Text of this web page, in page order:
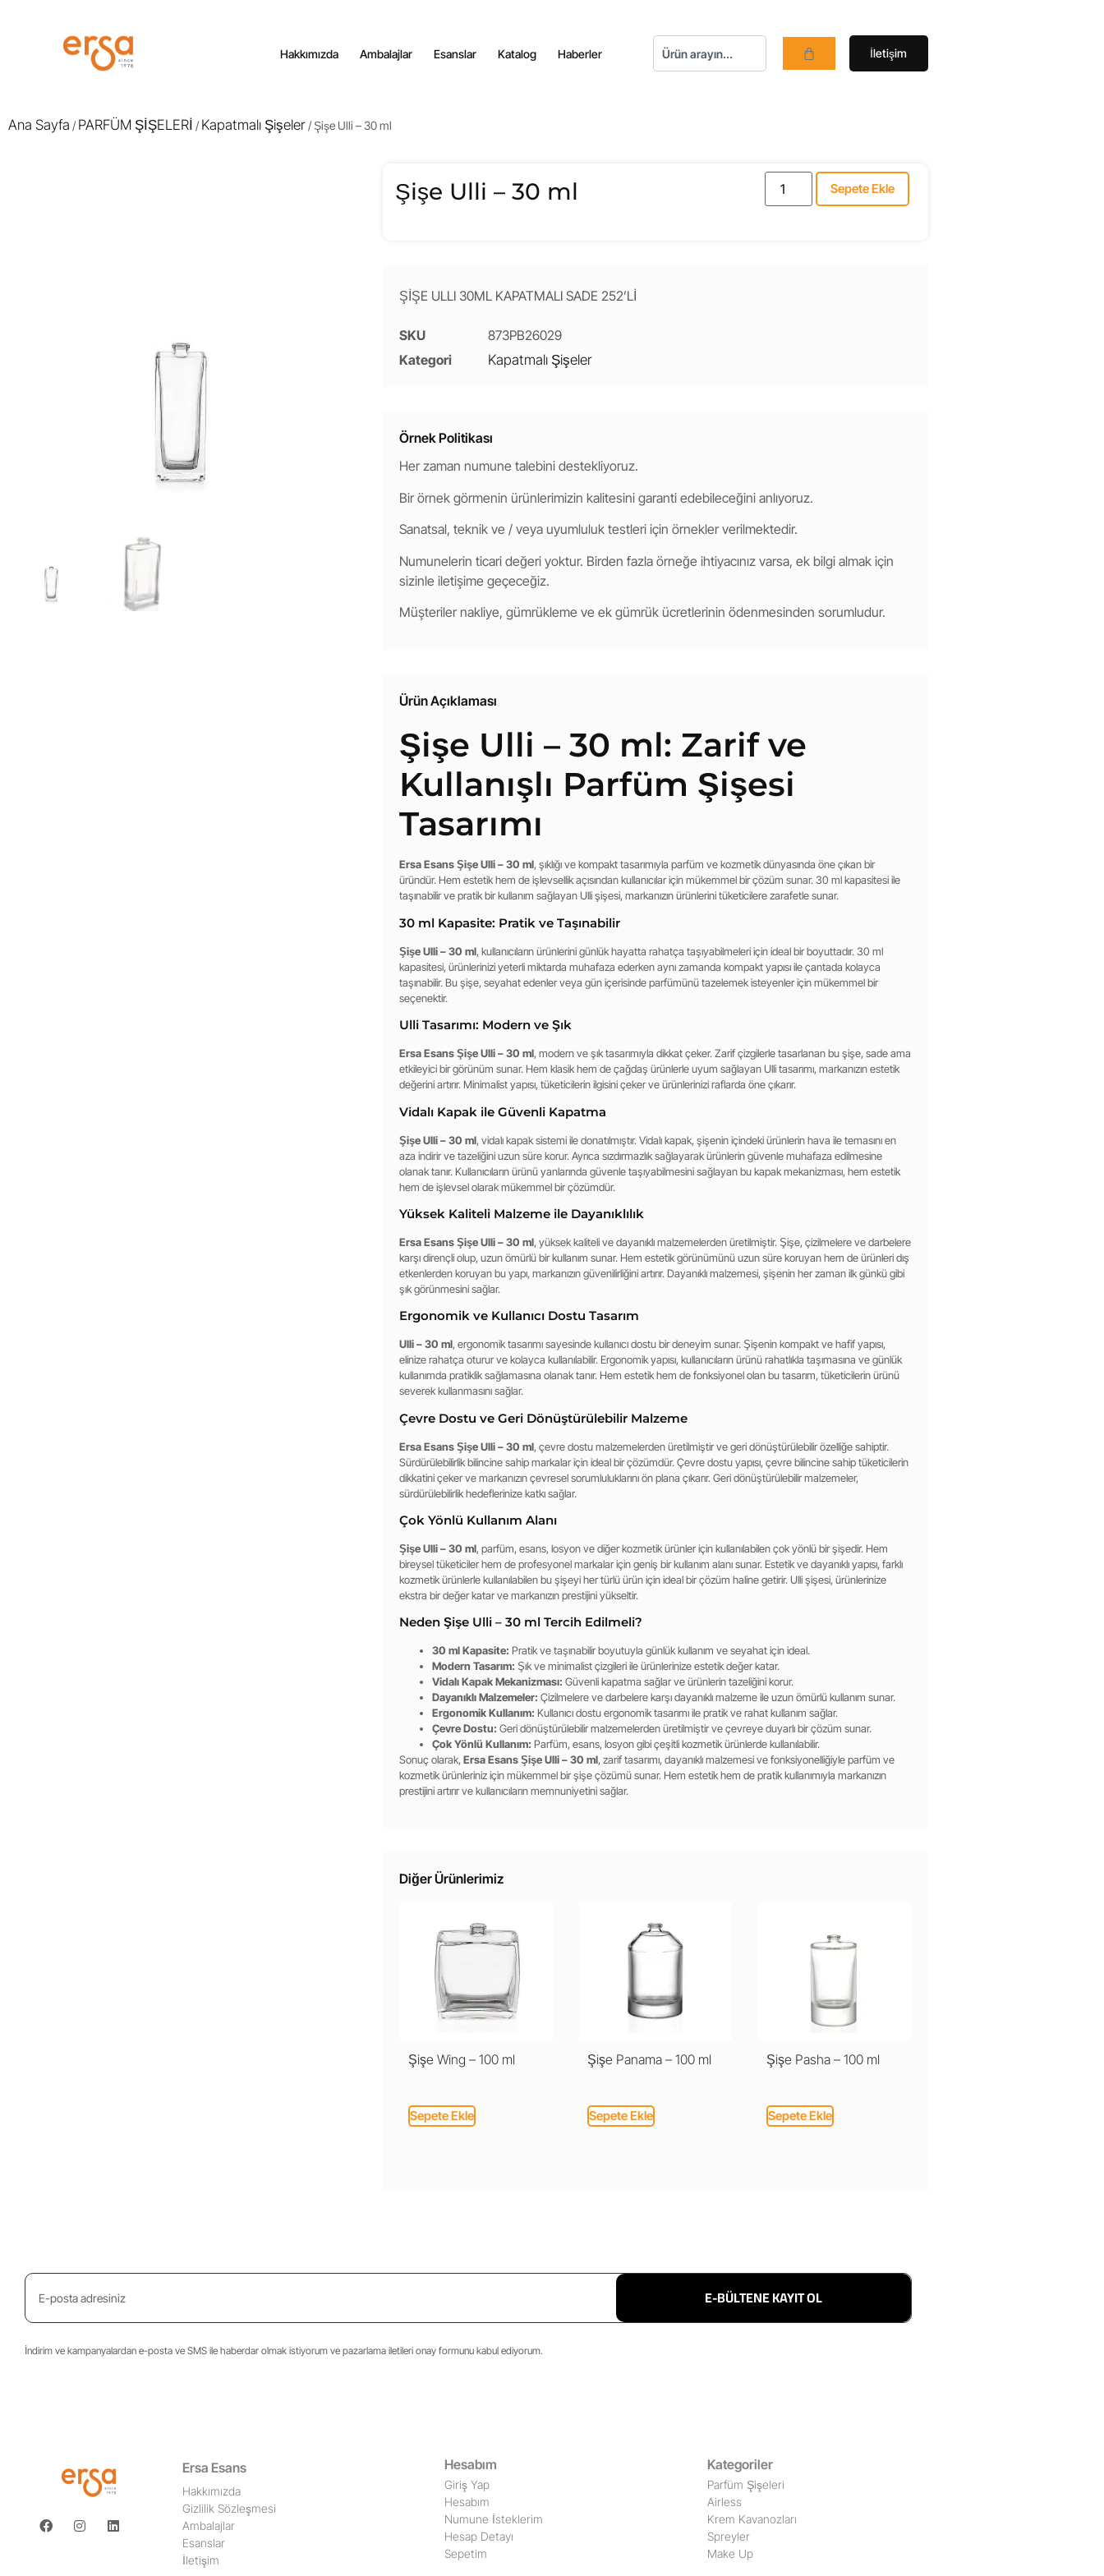
Hakkımızda Ambalajlar Esanslar Katalog Haberler İletişim
Ana Sayfa /PARFÜM ŞİŞELERİ /Kapatmalı Şişeler/ Şişe Ulli – 30 ml
Şişe Ulli – 30 ml Sepete Ekle
ŞİŞE ULLI 30ML KAPATMALI SADE 252’Lİ
SKU
873PB26029
Kategori
Kapatmalı Şişeler
Örnek Politikası
Her zaman numune talebini destekliyoruz.
Bir örnek görmenin ürünlerimizin kalitesini garanti edebileceğini anlıyoruz.
Sanatsal, teknik ve / veya uyumluluk testleri için örnekler verilmektedir.
Numunelerin ticari değeri yoktur. Birden fazla örneğe ihtiyacınız varsa, ek bilgi almak için
sizinle iletişime geçeceğiz.
Müşteriler nakliye, gümrükleme ve ek gümrük ücretlerinin ödenmesinden sorumludur.
Ürün Açıklaması
Şişe Ulli – 30 ml: Zarif ve
Kullanışlı Parfüm Şişesi
Tasarımı
Ersa Esans Şişe Ulli – 30 ml, şıklığı ve kompakt tasarımıyla parfüm ve kozmetik dünyasında öne çıkan bir
üründür. Hem estetik hem de işlevsellik açısından kullanıcılar için mükemmel bir çözüm sunar. 30 ml kapasitesi ile
taşınabilir ve pratik bir kullanım sağlayan Ulli şişesi, markanızın ürünlerini tüketicilere zarafetle sunar.
30 ml Kapasite: Pratik ve Taşınabilir
Şişe Ulli – 30 ml, kullanıcıların ürünlerini günlük hayatta rahatça taşıyabilmeleri için ideal bir boyuttadır. 30 ml
kapasitesi, ürünlerinizi yeterli miktarda muhafaza ederken aynı zamanda kompakt yapısı ile çantada kolayca
taşınabilir. Bu şişe, seyahat edenler veya gün içerisinde parfümünü tazelemek isteyenler için mükemmel bir
seçenektir.
Ulli Tasarımı: Modern ve Şık
Ersa Esans Şişe Ulli – 30 ml, modern ve şık tasarımıyla dikkat çeker. Zarif çizgilerle tasarlanan bu şişe, sade ama
etkileyici bir görünüm sunar. Hem klasik hem de çağdaş ürünlerle uyum sağlayan Ulli tasarımı, markanızın estetik
değerini artırır. Minimalist yapısı, tüketicilerin ilgisini çeker ve ürünlerinizi raflarda öne çıkarır.
Vidalı Kapak ile Güvenli Kapatma
Şişe Ulli – 30 ml, vidalı kapak sistemi ile donatılmıştır. Vidalı kapak, şişenin içindeki ürünlerin hava ile temasını en
aza indirir ve tazeliğini uzun süre korur. Ayrıca sızdırmazlık sağlayarak ürünlerin güvenle muhafaza edilmesine
olanak tanır. Kullanıcıların ürünü yanlarında güvenle taşıyabilmesini sağlayan bu kapak mekanizması, hem estetik
hem de işlevsel olarak mükemmel bir çözümdür.
Yüksek Kaliteli Malzeme ile Dayanıklılık
Ersa Esans Şişe Ulli – 30 ml, yüksek kaliteli ve dayanıklı malzemelerden üretilmiştir. Şişe, çizilmelere ve darbelere
karşı dirençli olup, uzun ömürlü bir kullanım sunar. Hem estetik görünümünü uzun süre koruyan hem de ürünleri dış
etkenlerden koruyan bu yapı, markanızın güvenilirliğini artırır. Dayanıklı malzemesi, şişenin her zaman ilk günkü gibi
şık görünmesini sağlar.
Ergonomik ve Kullanıcı Dostu Tasarım
Ulli – 30 ml, ergonomik tasarımı sayesinde kullanıcı dostu bir deneyim sunar. Şişenin kompakt ve hafif yapısı,
elinize rahatça oturur ve kolayca kullanılabilir. Ergonomik yapısı, kullanıcıların ürünü rahatlıkla taşımasına ve günlük
kullanımda pratiklik sağlamasına olanak tanır. Hem estetik hem de fonksiyonel olan bu tasarım, tüketicilerin ürünü
severek kullanmasını sağlar.
Çevre Dostu ve Geri Dönüştürülebilir Malzeme
Ersa Esans Şişe Ulli – 30 ml, çevre dostu malzemelerden üretilmiştir ve geri dönüştürülebilir özelliğe sahiptir.
Sürdürülebilirlik bilincine sahip markalar için ideal bir çözümdür. Çevre dostu yapısı, çevre bilincine sahip tüketicilerin
dikkatini çeker ve markanızın çevresel sorumluluklarını ön plana çıkarır. Geri dönüştürülebilir malzemeler,
sürdürülebilirlik hedeflerinize katkı sağlar.
Çok Yönlü Kullanım Alanı
Şişe Ulli – 30 ml, parfüm, esans, losyon ve diğer kozmetik ürünler için kullanılabilen çok yönlü bir şişedir. Hem
bireysel tüketiciler hem de profesyonel markalar için geniş bir kullanım alanı sunar. Estetik ve dayanıklı yapısı, farklı
kozmetik ürünlerle kullanılabilen bu şişeyi her türlü ürün için ideal bir çözüm haline getirir. Ulli şişesi, ürünlerinize
ekstra bir değer katar ve markanızın prestijini yükseltir.
Neden Şişe Ulli – 30 ml Tercih Edilmeli?
30 ml Kapasite: Pratik ve taşınabilir boyutuyla günlük kullanım ve seyahat için ideal.
Modern Tasarım: Şık ve minimalist çizgileri ile ürünlerinize estetik değer katar.
Vidalı Kapak Mekanizması: Güvenli kapatma sağlar ve ürünlerin tazeliğini korur.
Dayanıklı Malzemeler: Çizilmelere ve darbelere karşı dayanıklı malzeme ile uzun ömürlü kullanım sunar.
Ergonomik Kullanım: Kullanıcı dostu ergonomik tasarımı ile pratik ve rahat kullanım sağlar.
Çevre Dostu: Geri dönüştürülebilir malzemelerden üretilmiştir ve çevreye duyarlı bir çözüm sunar.
Çok Yönlü Kullanım: Parfüm, esans, losyon gibi çeşitli kozmetik ürünlerde kullanılabilir.
Sonuç olarak, Ersa Esans Şişe Ulli – 30 ml, zarif tasarımı, dayanıklı malzemesi ve fonksiyonelliğiyle parfüm ve
kozmetik ürünleriniz için mükemmel bir şişe çözümü sunar. Hem estetik hem de pratik kullanımıyla markanızın
prestijini artırır ve kullanıcıların memnuniyetini sağlar.
Diğer Ürünlerimiz
Şişe Wing – 100 ml
Sepete Ekle
Şişe Panama – 100 ml
Sepete Ekle
Şişe Pasha – 100 ml
Sepete Ekle
E-BÜLTENE KAYIT OL
İndirim ve kampanyalardan e-posta ve SMS ile haberdar olmak istiyorum ve pazarlama iletileri onay formunu kabul ediyorum.
Ersa Esans
Hakkımızda
Gizlilik Sözleşmesi
Ambalajlar
Esanslar
İletişim
Hesabım
Giriş Yap
Hesabım
Numune İsteklerim
Hesap Detayı
Sepetim
Kategoriler
Parfüm Şişeleri
Airless
Krem Kavanozları
Spreyler
Make Up